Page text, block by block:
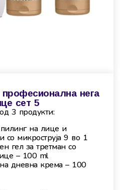
нега
сет 5
3 продукти:
на лице и
микроструја 9 во 1
гел за третман со
– 100 ml
дневна крема – 100